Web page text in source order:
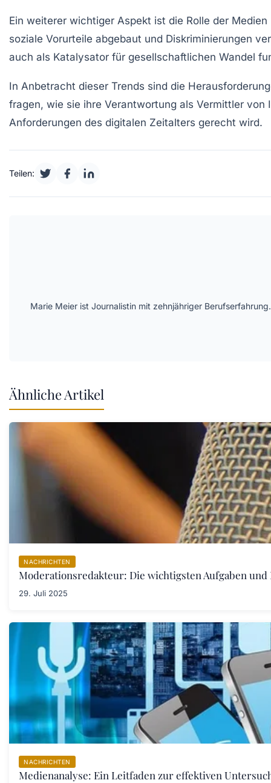
Ein weiterer wichtiger Aspekt ist die Rolle der Medien
soziale Vorurteile abgebaut und Diskriminierungen
auch als Katalysator für gesellschaftlichen Wandel
In Anbetracht dieser Trends sind die
fragen, wie sie ihre Verantwortung als Vermittler von
Anforderungen des digitalen Zeitalters gerecht wird.
Teilen:
Marie Meier ist Journalistin mit zehnjähriger
Ähnliche Artikel
NACHRICHTEN
Moderationsredakteur: Die wichtigsten Aufgaben
29. Juli 2025
NACHRICHTEN
Medienanalyse: Ein Leitfaden zur effektiven